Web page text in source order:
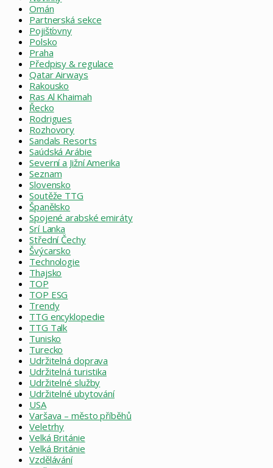
Omán
Partnerská sekce
Pojišťovny
Polsko
Praha
Předpisy & regulace
Qatar Airways
Rakousko
Ras Al Khaimah
Řecko
Rodrigues
Rozhovory
Sandals Resorts
Saúdská Arábie
Severní a Jižní Amerika
Seznam
Slovensko
Soutěže TTG
Španělsko
Spojené arabské emiráty
Srí Lanka
Střední Čechy
Švýcarsko
Technologie
Thajsko
TOP
TOP ESG
Trendy
TTG encyklopedie
TTG Talk
Tunisko
Turecko
Udržitelná doprava
Udržitelná turistika
Udržitelné služby
Udržitelné ubytování
USA
Varšava – město příběhů
Veletrhy
Velká Británie
Velká Británie
Vzdělávání